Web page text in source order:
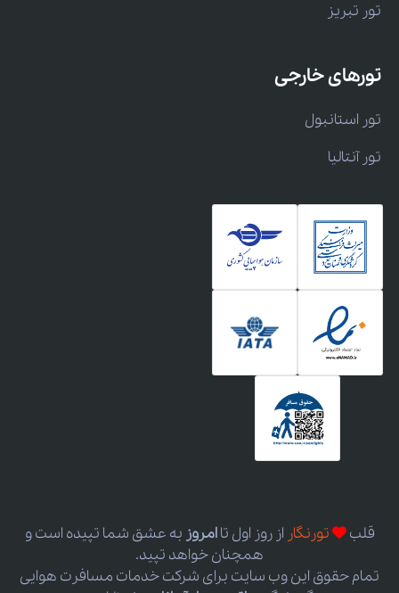
تور تبریز
تورهای خارجی
تور استانبول
تور آنتالیا
قلب تورنگار از روز اول تاامروز به عشق شما تپیده است و
همچنان خواهد تپید.
تمام حقوق این وب سایت برای شرکت خدمات مسافرت هوایی